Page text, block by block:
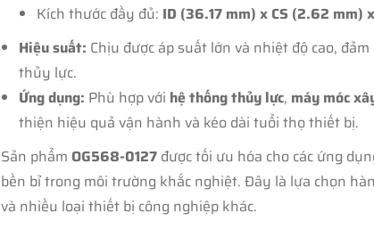
Kích thước đầy đủ: ID (36.17 mm) x CS (2.62 mm)
Hiệu suất: Chịu được áp suất lớn và nhiệt độ cao,
thủy lực.
Ứng dụng: Phù hợp với hệ thống thủy lực, máy móc
thiện hiệu quả vận hành và kéo dài tuổi thọ thiết bị.
Sản phẩm OG568-0127 được tối ưu hóa cho các ứng
bền bỉ trong môi trường khắc nghiệt. Đây là lựa chọn
và nhiều loại thiết bị công nghiệp khác.